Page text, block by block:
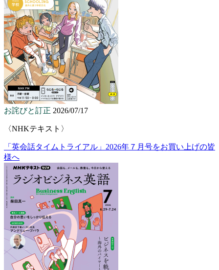
お詫びと訂正 2026/07/17
〈NHKテキスト〉
「英会話タイムトライアル」2026年７月号をお買い上げの皆
様へ